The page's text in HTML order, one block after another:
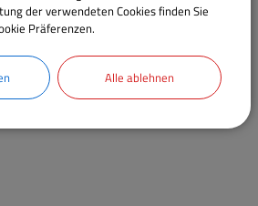
der verwendeten Cookies finden Sie
Präferenzen.
Alle ablehnen